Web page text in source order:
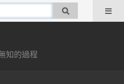
知的過程